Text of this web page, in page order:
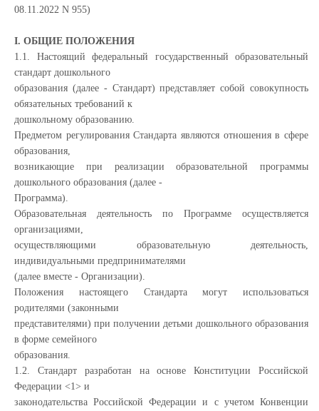
08.11.2022 N 955)
I. ОБЩИЕ ПОЛОЖЕНИЯ
1.1. Настоящий федеральный государственный образовательный
стандарт дошкольного
образования (далее - Стандарт) представляет собой совокупность
обязательных требований к
дошкольному образованию.
Предметом регулирования Стандарта являются отношения в сфере
образования,
возникающие при реализации образовательной программы
дошкольного образования (далее -
Программа).
Образовательная деятельность по Программе осуществляется
организациями,
осуществляющими образовательную деятельность,
индивидуальными предпринимателями
(далее вместе - Организации).
Положения настоящего Стандарта могут использоваться
родителями (законными
представителями) при получении детьми дошкольного образования
в форме семейного
образования.
1.2. Стандарт разработан на основе Конституции Российской
Федерации <1> и
законодательства Российской Федерации и с учетом Конвенции